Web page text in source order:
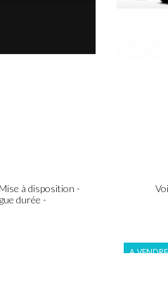
à disposition -
durée -
A VENDRE